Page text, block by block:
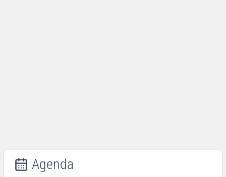
Agenda